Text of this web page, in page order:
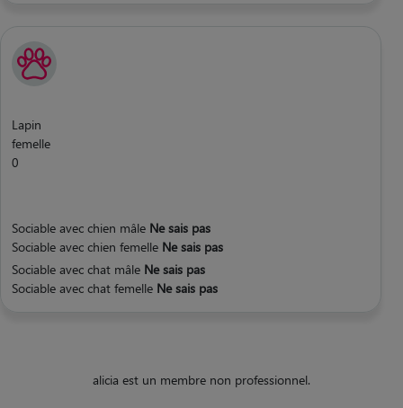
Lapin
femelle
0
Sociable avec chien mâle Ne sais pas
Sociable avec chien femelle Ne sais pas
Sociable avec chat mâle Ne sais pas
Sociable avec chat femelle Ne sais pas
alicia est un membre non professionnel.